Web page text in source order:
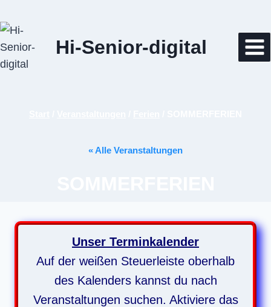
Inhalt
springen
Hi-Senior-digital
« Alle Veranstaltungen
Unser Terminkalender
Auf der weißen Steuerleiste oberhalb
des Kalenders kannst du nach
Veranstaltungen suchen. Aktiviere das